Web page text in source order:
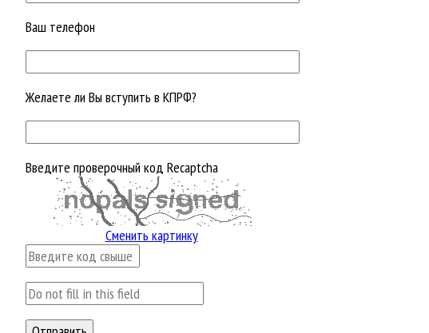
Ваш телефон
Желаете ли Вы вступить в КПРФ?
Введите проверочный код Recaptcha
Сменить картинку